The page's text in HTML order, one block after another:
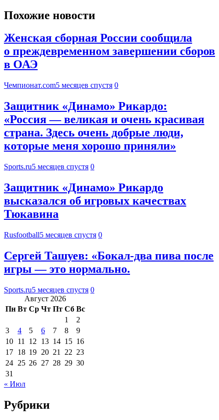
Похожие новости
Женская сборная России сообщила
о преждевременном завершении сборов
в ОАЭ
Чемпионат.com5 месяцев спустя 0
Защитник «Динамо» Рикардо:
«Россия — великая и очень красивая
страна. Здесь очень добрые люди,
которые меня хорошо приняли»
Sports.ru5 месяцев спустя 0
Защитник «Динамо» Рикардо
высказался об игровых качествах
Тюкавина
Rusfootball5 месяцев спустя 0
Сергей Ташуев: «Бокал-два пива после
игры — это нормально.
Sports.ru5 месяцев спустя 0
Август 2026
Пн Вт Ср Чт Пт Сб Вс
1
2
3
4 5 6 7 8
9
10 11 12 13 14 15 16
17 18 19 20 21 22 23
24 25 26 27 28 29 30
31
« Июл
Рубрики